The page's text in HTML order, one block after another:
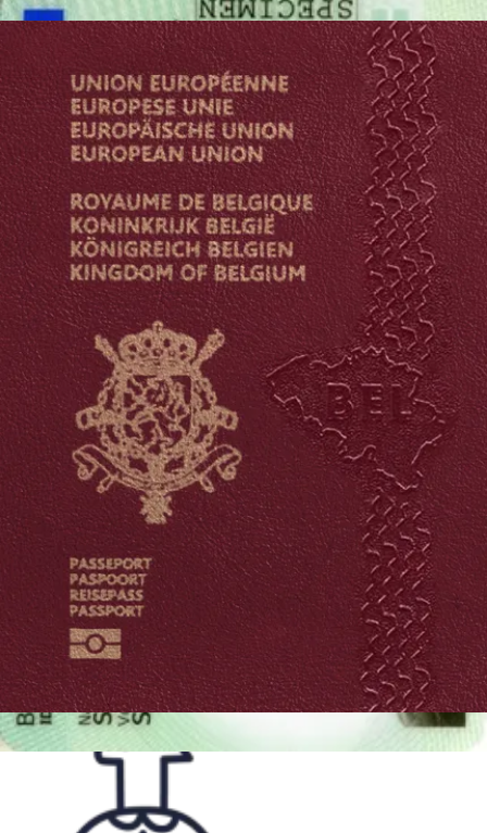
Bovendien krijg je van ons200% geld-terug-garantie
Dat is alles! Download je foto digitaal of ontvang de
afgedrukte pasfoto’s op je adres.
Waarop moet je letten bij het maken van
je rijbewijs foto?
Zelfs wanneer je onze Pasfoto Tool gebruikt, moet je een aantal
officiële vereisten in gedachten houden. Onze AI-software
controleert jouw foto en zorgt ervoor dat deze aan alle eisen voldoet.
Wanneer ons programma een fout ontdekt, dan kan je gerust een
nieuwe foto uploaden en opnieuw laten controleren. Om dit te
voorkomen hebben wij hieronder een korte opsomming gemaakt
van een aantal onderdelenwaarop je moet letten
bij het maken van
je rijbewijs foto.
Plaats decamera op ooghoogteen kijk recht in de
cameralens.
Probeer eenneutrale gezichtsuitdrukkingte houden, met
beide ogen open en je mond gesloten.Lachen is niet
toegestaanop de rijbewijs foto!
Zorg voorgoede lichtomstandigheden . Onder- of
overbelichte plekken of schaduwen op de pasfoto voor je
rijbewijs zijn verboden.
Draag een top dat niet met de achtergrond ingaat.
Wanneer je een
bril draagt, let er dan zeker op dat dezegeen
reflectiesvertoont en je gezichtskenmerken niet bedekt.
Hoe werkt onze pasfoto tool?